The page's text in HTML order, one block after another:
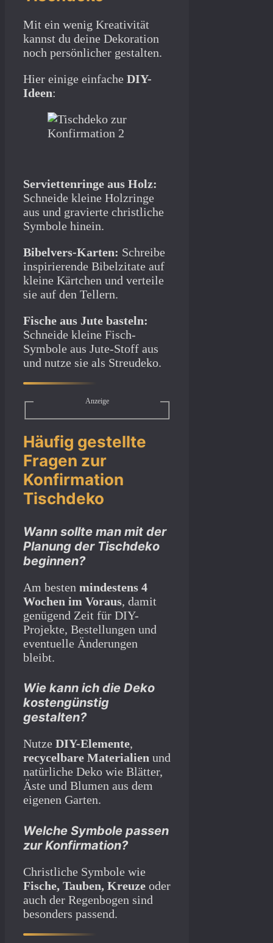
Mit ein wenig Kreativität
kannst du deine Dekoration
noch persönlicher gestalten.
Hier einige einfache DIY-
Ideen:
Serviettenringe aus Holz:
Schneide kleine Holzringe
aus und gravierte christliche
Symbole hinein.
Bibelvers-Karten: Schreibe
inspirierende Bibelzitate auf
kleine Kärtchen und verteile
sie auf den Tellern.
Fische aus Jute basteln:
Schneide kleine Fisch-
Symbole aus Jute-Stoff aus
und nutze sie als Streudeko.
Anzeige
Häufig gestellte
Fragen zur
Konfirmation
Tischdeko
Wann sollte man mit der
Planung der Tischdeko
beginnen?
Am besten mindestens 4
Wochen im Voraus, damit
genügend Zeit für DIY-
Projekte, Bestellungen und
eventuelle Änderungen
bleibt.
Wie kann ich die Deko
kostengünstig
gestalten?
Nutze DIY-Elemente,
recycelbare Materialien und
natürliche Deko wie Blätter,
Äste und Blumen aus dem
eigenen Garten.
Welche Symbole passen
zur Konfirmation?
Christliche Symbole wie
Fische, Tauben, Kreuze oder
auch der Regenbogen sind
besonders passend.